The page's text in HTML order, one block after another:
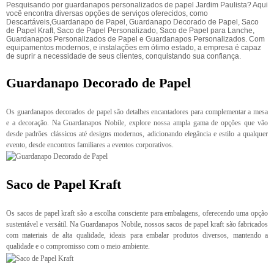
Pesquisando por guardanapos personalizados de papel Jardim Paulista? Aqui
você encontra diversas opções de serviços oferecidos, como
Descartáveis,Guardanapo de Papel, Guardanapo Decorado de Papel, Saco
de Papel Kraft, Saco de Papel Personalizado, Saco de Papel para Lanche,
Guardanapos Personalizados de Papel e Guardanapos Personalizados. Com
equipamentos modernos, e instalações em ótimo estado, a empresa é capaz
de suprir a necessidade de seus clientes, conquistando sua confiança.
Guardanapo Decorado de Papel
Os guardanapos decorados de papel são detalhes encantadores para complementar a mesa
e a decoração. Na Guardanapos Nobile, explore nossa ampla gama de opções que vão
desde padrões clássicos até designs modernos, adicionando elegância e estilo a qualquer
evento, desde encontros familiares a eventos corporativos.
Saco de Papel Kraft
Os sacos de papel kraft são a escolha consciente para embalagens, oferecendo uma opção
sustentável e versátil. Na Guardanapos Nobile, nossos sacos de papel kraft são fabricados
com materiais de alta qualidade, ideais para embalar produtos diversos, mantendo a
qualidade e o compromisso com o meio ambiente.